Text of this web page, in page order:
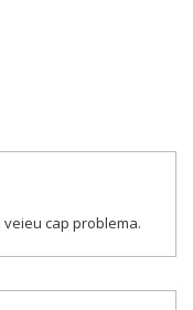
cap problema.